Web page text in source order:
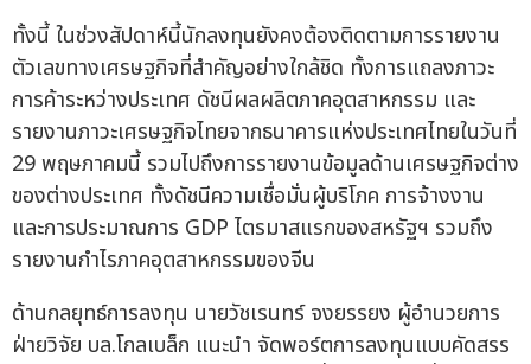
ทั้งนี้ ในช่วงสัปดาห์นี้นักลงทุนยังคงต้องติดตามการรายงาน
ตัวเลขทางเศรษฐกิจที่สำคัญอย่างใกล้ชิด ทั้งการแถลงภาวะ
การค้าระหว่างประเทศ ดัชนีผลผลิตภาคอุตสาหกรรม และ
รายงานภาวะเศรษฐกิจไทยจากธนาคารแห่งประเทศไทยในวันที่
29 พฤษภาคมนี้ รวมไปถึงการรายงานข้อมูลด้านเศรษฐกิจต่าง
ของต่างประเทศ ทั้งดัชนีความเชื่อมั่นผู้บริโภค การจ้างงาน
และการประมาณการ GDP ไตรมาสแรกของสหรัฐฯ รวมถึง
รายงานกำไรภาคอุตสาหกรรมของจีน
ด้านกลยุทธ์การลงทุน นายวัชเรนทร์ จงยรรยง ผู้อำนวยการ
ฝ่ายวิจัย บล.โกลเบล็ก แนะนำ จัดพอร์ตการลงทุนแบบคัดสรร